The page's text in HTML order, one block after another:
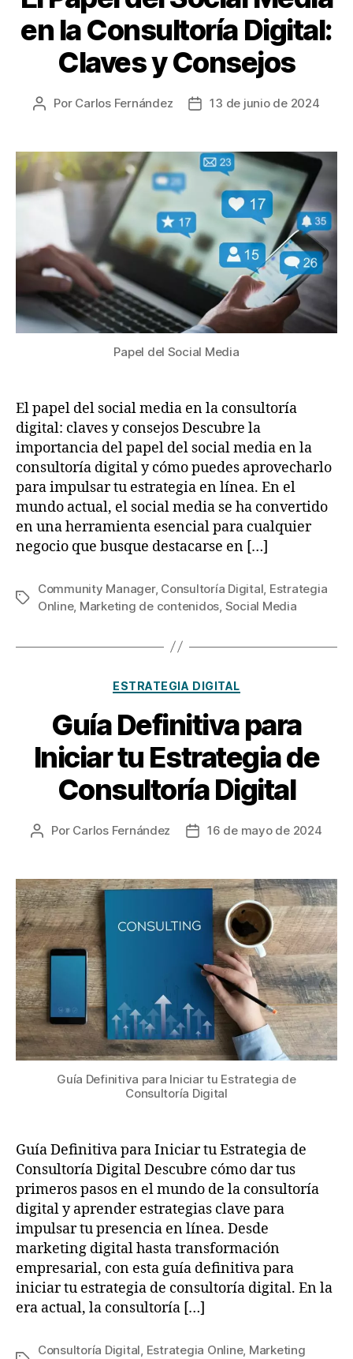
en la Consultoría Digital:
Claves y Consejos
Por Carlos Fernández 13 de junio de 2024
Papel del Social Media
El papel del social media en la consultoría
digital: claves y consejos Descubre la
importancia del papel del social media en la
consultoría digital y cómo puedes aprovecharlo
para impulsar tu estrategia en línea. En el
mundo actual, el social media se ha convertido
en una herramienta esencial para cualquier
negocio que busque destacarse en […]
Community Manager, Consultoría Digital, Estrategia
Online, Marketing de contenidos, Social Media
ESTRATEGIA DIGITAL
Guía Definitiva para
Iniciar tu Estrategia de
Consultoría Digital
Por Carlos Fernández 16 de mayo de 2024
Guía Definitiva para Iniciar tu Estrategia de
Consultoría Digital
Guía Definitiva para Iniciar tu Estrategia de
Consultoría Digital Descubre cómo dar tus
primeros pasos en el mundo de la consultoría
digital y aprender estrategias clave para
impulsar tu presencia en línea. Desde
marketing digital hasta transformación
empresarial, con esta guía definitiva para
iniciar tu estrategia de consultoría digital. En la
era actual, la consultoría […]
Consultoría Digital, Estrategia Online, Marketing